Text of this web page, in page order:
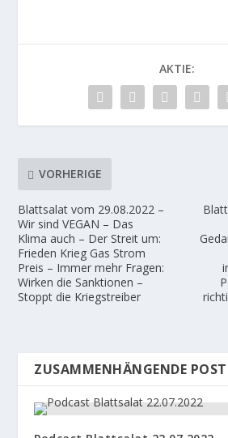
AKTIE:
VORHERIGE
Blattsalat vom 29.08.2022 –
Wir sind VEGAN – Das
Klima auch – Der Streit um:
Frieden Krieg Gas Strom
Preis – Immer mehr Fragen:
Wirken die Sanktionen –
Stoppt die Kriegstreiber
ZUSAMMENHÄNGENDE